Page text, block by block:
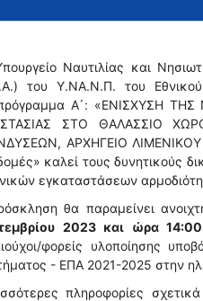
Ναυτιλίας και
του Υ.ΝΑ.Ν.Π. του Εθνικού
Α ́: «ΕΝΙΣΧΥΣΗ ΤΗΣ
ΣΤΟ ΘΑΛΑΣΣΙΟ
ΑΡΧΗΓΕΙΟ
καλεί τους δυνητικούς
εγκαταστάσεων
θα παραμείνει
2023 και ώρα 14:00
φορείς υλοποίησης
- ΕΠΑ 2021-2025 στην
πληροφορίες